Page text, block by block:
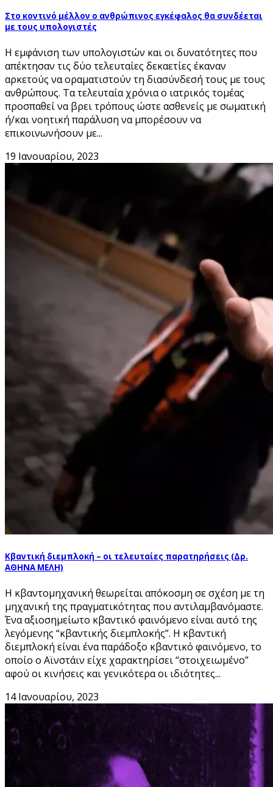
Στο κοντινό μέλλον ο ανθρώπινος εγκέφαλος θα συνδέεται
με τους υπολογιστές
H εμφάνιση των υπολογιστών και οι δυνατότητες που
απέκτησαν τις δύο τελευταίες δεκαετίες έκαναν
αρκετούς να οραµατιστούν τη διασύνδεσή τους µε τους
ανθρώπους. Τα τελευταία χρόνια ο ιατρικός τοµέας
προσπαθεί να βρει τρόπους ώστε ασθενείς µε σωµατική
ή/και νοητική παράλυση να µπορέσουν να
επικοινωνήσουν µε...
19 Ιανουαρίου, 2023
Κβαντική διεμπλοκή – οι τελευταίες παρατηρήσεις (Δρ.
ΑΘΗΝΑ ΜΕΛΗ)
Η κβαντομηχανική θεωρείται απόκοσμη σε σχέση με τη
μηχανική της πραγματικότητας που αντιλαμβανόμαστε.
Ένα αξιοσημείωτο κβαντικό φαινόμενο είναι αυτό της
λεγόμενης “κβαντικής διεμπλοκής”. Η κβαντική
διεμπλοκή είναι ένα παράδοξο κβαντικό φαινόμενο, το
οποίο ο Αϊνστάιν είχε χαρακτηρίσει “στοιχειωμένο”
αφού οι κινήσεις και γενικότερα οι ιδιότητες...
14 Ιανουαρίου, 2023